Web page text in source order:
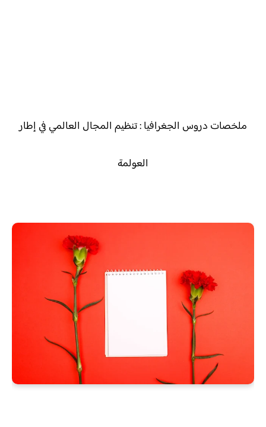
ملخصات دروس الجغرافيا : تنظيم المجال العالمي في إطار
العولمة